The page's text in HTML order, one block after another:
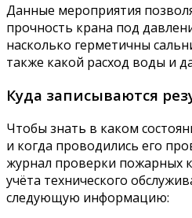
Данные мероприятия
прочность крана под
насколько герметичны
также какой расход воды и
Куда записываются
Чтобы знать в каком
и когда проводились его
журнал проверки пожарных
учёта технического
следующую информацию: